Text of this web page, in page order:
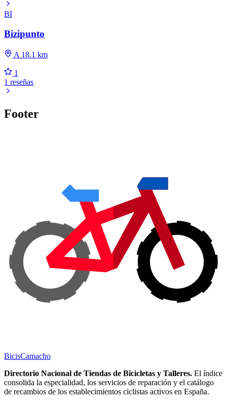
BI
Bizipunto
A 18.1 km
1
1 reseñas
Footer
BicisCamacho
Directorio Nacional de Tiendas de Bicicletas y Talleres. El índice
consolida la especialidad, los servicios de reparación y el catálogo
de recambios de los establecimientos ciclistas activos en España.